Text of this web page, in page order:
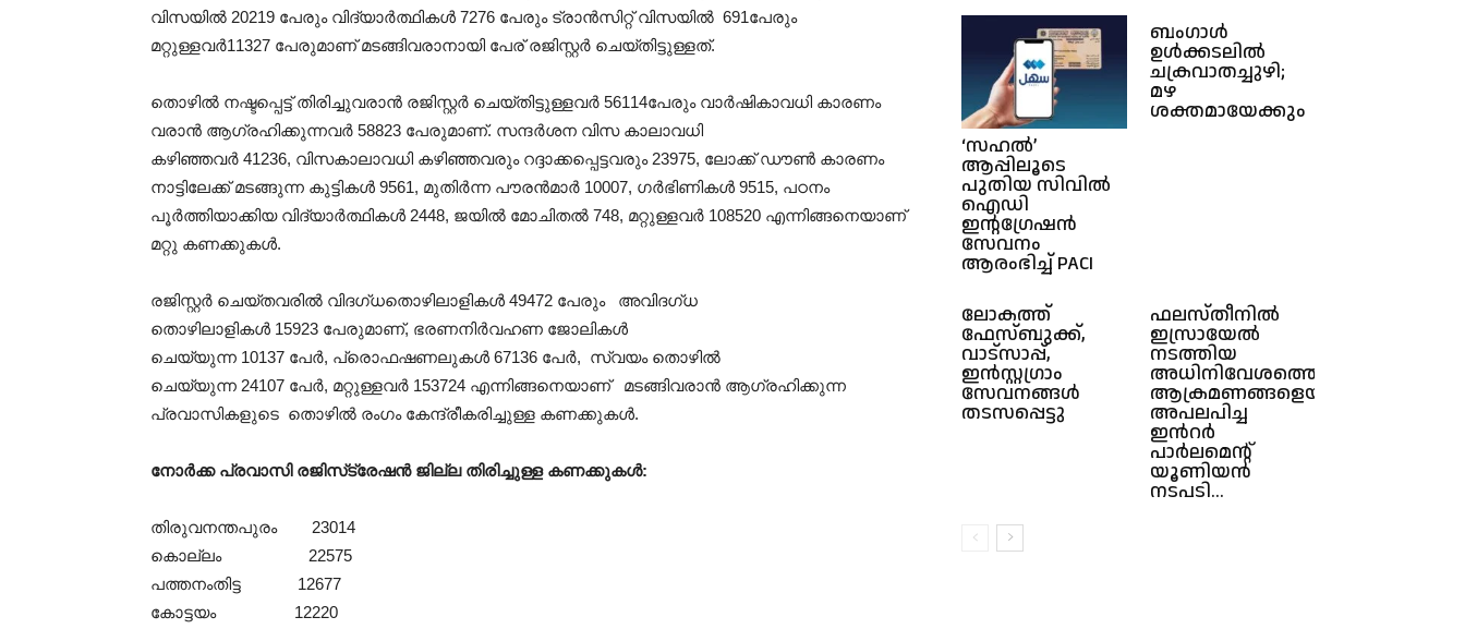
വിസയിൽ 20219 പേരും വിദ്യാർത്ഥികൾ 7276 പേരും ട്രാൻസിറ്റ് വിസയിൽ 691പേരും
മറ്റുള്ളവർ11327 പേരുമാണ് മടങ്ങിവരാനായി പേര് രജിസ്റ്റർ ചെയ്തിട്ടുള്ളത്.
തൊഴിൽ നഷ്ടപ്പെട്ട് തിരിച്ചുവരാൻ രജിസ്റ്റർ ചെയ്തിട്ടുള്ളവർ 56114പേരും വാർഷികാവധി കാരണം
വരാൻ ആഗ്രഹിക്കുന്നവർ 58823 പേരുമാണ്. സന്ദർശന വിസ കാലാവധി
കഴിഞ്ഞവർ 41236, വിസകാലാവധി കഴിഞ്ഞവരും റദ്ദാക്കപ്പെട്ടവരും 23975, ലോക്ക് ഡൗൺ കാരണം
നാട്ടിലേക്ക് മടങ്ങുന്ന കുട്ടികൾ 9561, മുതിർന്ന പൗരൻമാർ 10007, ഗർഭിണികൾ 9515, പഠനം
പൂർത്തിയാക്കിയ വിദ്യാർത്ഥികൾ 2448, ജയിൽ മോചിതൽ 748, മറ്റുള്ളവർ 108520 എന്നിങ്ങനെയാണ്
മറ്റു കണക്കുകൾ.
രജിസ്റ്റർ ചെയ്തവരിൽ വിദഗ്ധതൊഴിലാളികൾ 49472 പേരും അവിദഗ്ധ
തൊഴിലാളികൾ 15923 പേരുമാണ്, ഭരണനിർവഹണ ജോലികൾ
ചെയ്യുന്ന 10137 പേർ, പ്രൊഫഷണലുകൾ 67136 പേർ, സ്വയം തൊഴിൽ
ചെയ്യുന്ന 24107 പേർ, മറ്റുള്ളവർ 153724 എന്നിങ്ങനെയാണ് മടങ്ങിവരാൻ ആഗ്രഹിക്കുന്ന
പ്രവാസികളുടെ തൊഴിൽ രംഗം കേന്ദ്രീകരിച്ചുള്ള കണക്കുകൾ.
നോർക്ക പ്രവാസി രജിസ്‌ട്രേഷൻ ജില്ല തിരിച്ചുള്ള കണക്കുകൾ:
തിരുവനന്തപുരം 23014
കൊല്ലം 22575
പത്തനംതിട്ട 12677
കോട്ടയം 12220
‘സഹൽ’
ആപ്പിലൂടെ
പുതിയ സിവിൽ
ഐഡി
ഇന്റഗ്രേഷൻ
സേവനം
ആരംഭിച്ച് PACI
ബംഗാള്‍
ഉള്‍ക്കടലില്‍
ചക്രവാതച്ചുഴി;
മഴ
ശക്തമായേക്കും
ലോകത്ത്
ഫേസ്ബുക്ക്,
വാട്സാപ്പ്,
ഇൻസ്റ്റഗ്രാം
സേവനങ്ങൾ
തടസപ്പെട്ടു
ഫലസ്തീനിൽ
ഇസ്രായേൽ
നടത്തിയ
അധിനിവേശത്തെയും
ആക്രമണങ്ങളെയും
അപലപിച്ച
ഇൻറർ
പാർലമെൻ്റ്
യൂണിയൻ
നടപടി...